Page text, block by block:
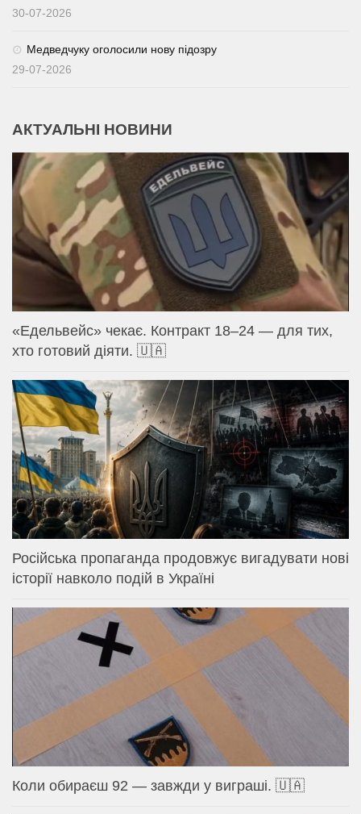
30-07-2026
Медведчуку оголосили нову підозру
29-07-2026
АКТУАЛЬНІ НОВИНИ
«Едельвейс» чекає. Контракт 18–24 — для тих,
хто готовий діяти. 🇺🇦
Російська пропаганда продовжує вигадувати нові
історії навколо подій в Україні
Коли обираєш 92 — завжди у виграші. 🇺🇦